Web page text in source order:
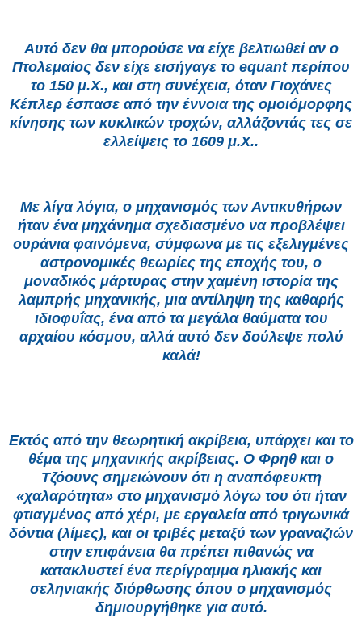
Αυτό δεν θα μπορούσε να είχε βελτιωθεί αν ο
Πτολεμαίος δεν είχε εισήγαγε το equant περίπου
το 150 μ.Χ., και στη συνέχεια, όταν Γιοχάνες
Κέπλερ έσπασε από την έννοια της ομοιόμορφης
κίνησης των κυκλικών τροχών, αλλάζοντάς τες σε
ελλείψεις το 1609 μ.Χ..
Με λίγα λόγια, ο μηχανισμός των Αντικυθήρων
ήταν ένα μηχάνημα σχεδιασμένο να προβλέψει
ουράνια φαινόμενα, σύμφωνα με τις εξελιγμένες
αστρονομικές θεωρίες της εποχής του, ο
μοναδικός μάρτυρας στην χαμένη ιστορία της
λαμπρής μηχανικής, μια αντίληψη της καθαρής
ιδιοφυΐας, ένα από τα μεγάλα θαύματα του
αρχαίου κόσμου, αλλά αυτό δεν δούλεψε πολύ
καλά!
Εκτός από την θεωρητική ακρίβεια, υπάρχει και το
θέμα της μηχανικής ακρίβειας. Ο Φρηθ και ο
Τζόουνς σημειώνουν ότι η αναπόφευκτη
«χαλαρότητα» στο μηχανισμό λόγω του ότι ήταν
φτιαγμένος από χέρι, με εργαλεία από τριγωνικά
δόντια (λίμες), και οι τριβές μεταξύ των γραναζιών
στην επιφάνεια θα πρέπει πιθανώς να
κατακλυστεί ένα περίγραμμα ηλιακής και
σεληνιακής διόρθωσης όπου ο μηχανισμός
δημιουργήθηκε για αυτό.